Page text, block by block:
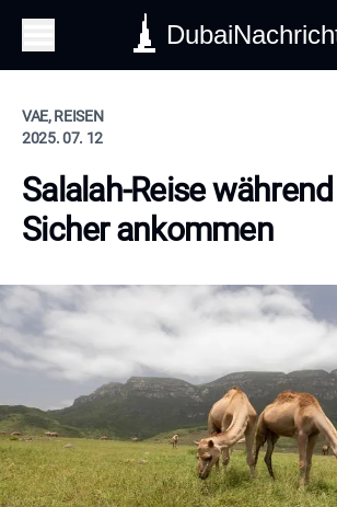
VAE, REISEN
2025. 07. 12
Salalah-Reise
Sicher ankommen